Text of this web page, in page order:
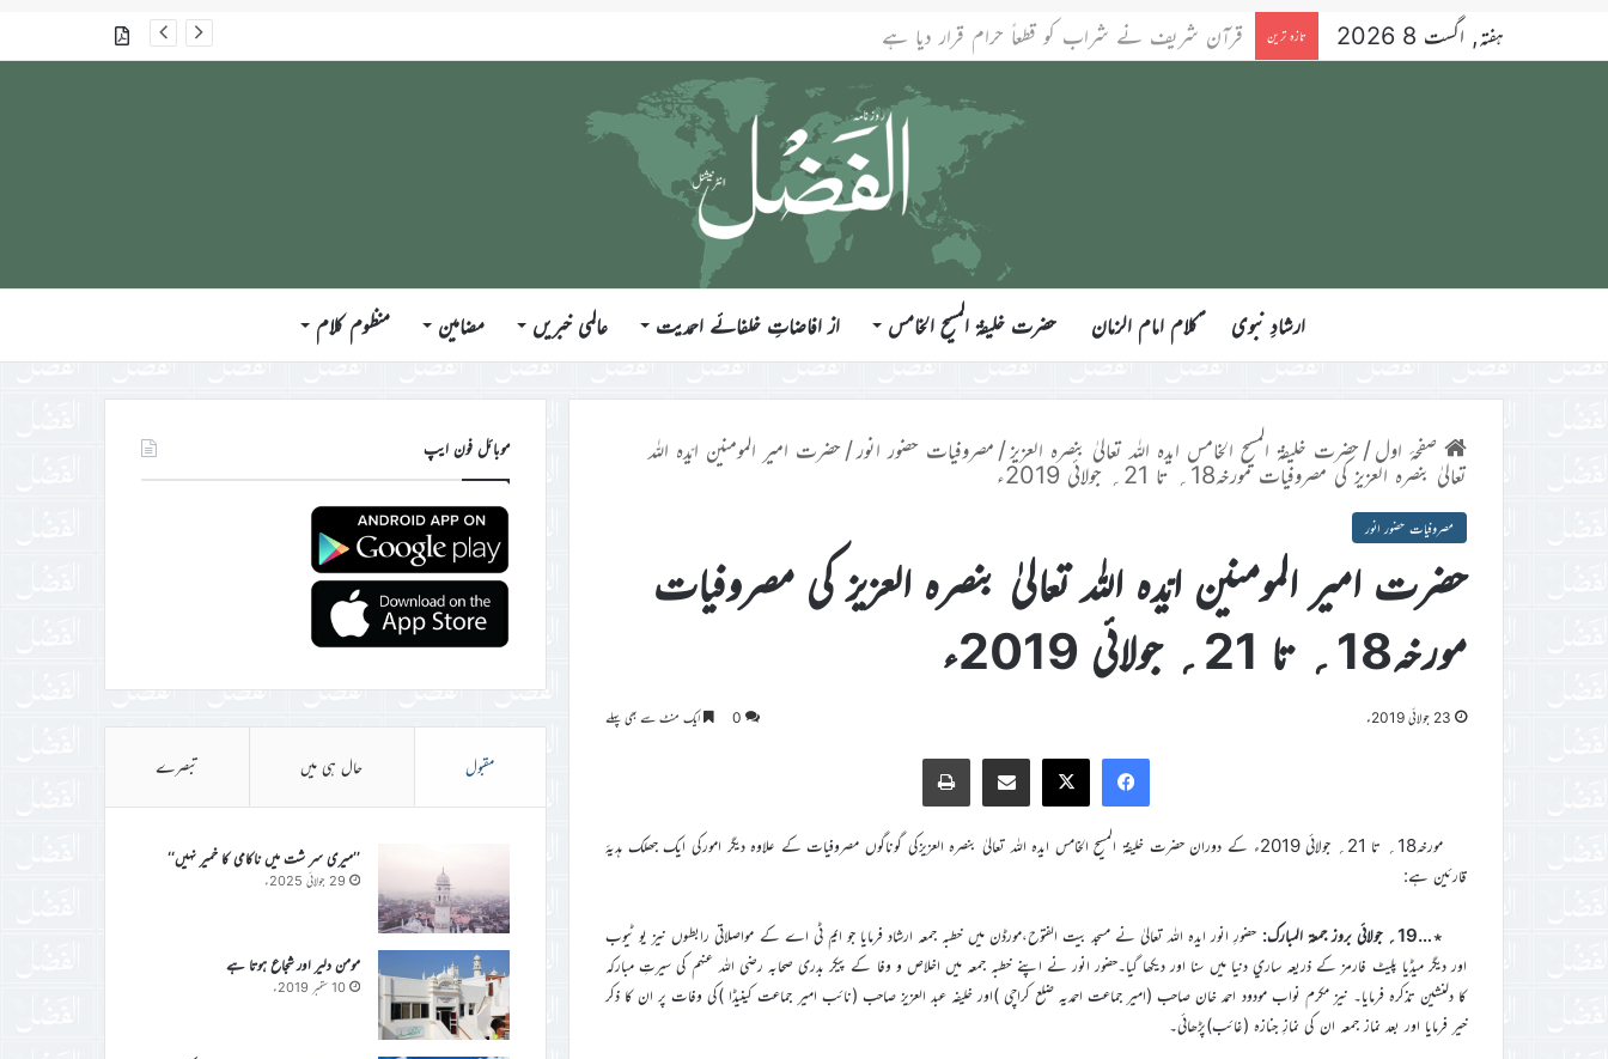
ہفتہ, اگست 8 2026 تازہ ترین شراب، جوئے اور قرعہ اندازی کے تیر سب شیطانی کام ہیں گذشتہ شمارے
ارشادِ نبوی ؑکلام امام الزمان حضرت خلیفۃ المسیح الخامس از افاضاتِ خلفائے احمدیت عالمی خبریں مضامین منظوم کلام
صفحۂ اول/حضرت خلیفۃ المسیح الخامس ایدہ اللہ تعالیٰ بنصرہ العزیز/ مصروفیات حضور انور/حضرت امیر المومنین ایّدہ اللہ
تعالیٰ بنصرہ العزیز کی مصروفیات مورخہ18؍ تا 21؍ جولائی 2019ء
مصروفیات حضور انور
حضرت امیر المومنین ایّدہ اللہ تعالیٰ بنصرہ العزیز کی مصروفیات
مورخہ18؍ تا 21؍ جولائی 2019ء
23 جولائی 2019ء 0 ایک منٹ سے بھی پہلے
Facebook
X
Share via Email
Print
مورخہ18؍ تا 21؍ جولائی 2019ء کے دوران حضرت خليفة المسيح الخامس ايدہ اللہ تعاليٰ بنصرہ العزيزکي گوناگوں مصروفيات کے علاوہ ديگر امورکي ايک جھلک ہديۂ
قارئين ہے:
٭…19؍ جولائی بروز جمعۃ المبارک:
حضورِ انور ايدہ اللہ تعاليٰ نے مسجد بیت الفتوح،مورڈن ميں خطبہ جمعہ ارشاد فرمايا جو ايم ٹي اے کے مواصلاتي رابطوں نيز يو ٹيوب
اور ديگر ميڈيا پليٹ فارمز کے ذريعہ ساري دنيا ميں سنا اور ديکھا گيا۔حضور انور نے اپنے خطبہ جمعہ ميں اخلاص و وفا کے پیکر بدری صحابہ رضی اللہ عنہم کی سیرتِ مبارکہ
کا دلنشین تذکرہ فرمايا۔ نیز مکرم نواب مودود احمد خان صاحب (امیر جماعت احمدیہ ضلع کراچی )اور خلیفہ عبد العزیز صاحب (نائب امیر جماعت کینیڈا )کی وفات پر ان کا ذکر
خیر فرمایا اور بعد نماز جمعہ ان کی نمازِ جنازہ (غائب)پڑھائی۔
موبائل فون ایپ
مقبول حال ہی میں تبصرے
’’میری سر شت میں ناکامی کا خمیر نہیں‘‘
29 جولائی 2025ء
مومن دلیر اور شجاع ہوتا ہے
10 ستمبر 2019ء